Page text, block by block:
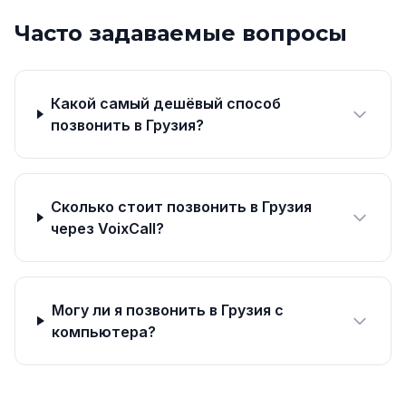
Часто задаваемые вопросы
Какой самый дешёвый способ
позвонить в Грузия?
Сколько стоит позвонить в Грузия
через VoixCall?
Могу ли я позвонить в Грузия с
компьютера?